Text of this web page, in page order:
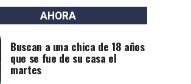
AHORA
Buscan a una chica de 18 años
que se fue de su casa el
martes